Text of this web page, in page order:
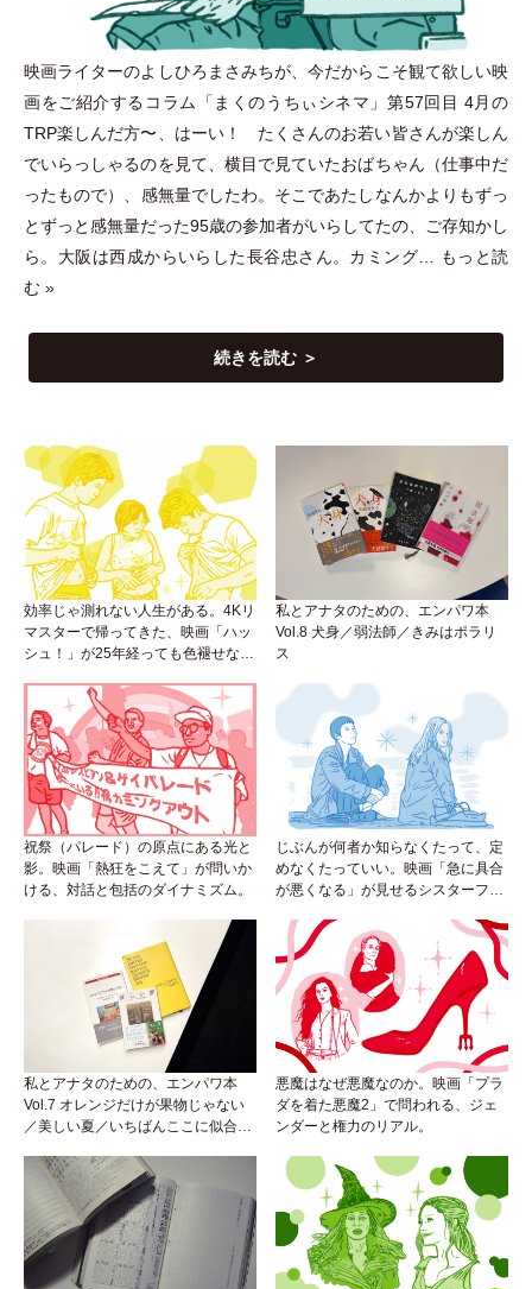
映画ライターのよしひろまさみちが、今だからこそ観て欲しい映
画をご紹介するコラム
「 まくのうちぃシネマ 」第57回目 4月の
TRP楽しんだ方〜、はーい！ たくさんのお若い皆さんが楽しん
でいらっしゃるのを見て、横目で見ていたおばちゃん （仕事中だ
ったもので）
、感無量でしたわ。そこであたしなんかよりもずっ
とずっと感無量だった95歳の参加者がいらしてたの、ご存知かし
ら。大阪は西成からいらした長谷忠さん。カミング…
もっと読
む »
続きを読む ＞
効率じゃ測れない人生がある。4Kリ
マスターで帰ってきた、映画「ハッ
シュ！」が25年経っても色褪せない
私とアナタのための、エンパワ本
Vol.8 犬身／弱法師／きみはポラリ
ス
祝祭（パレード）の原点にある光と
影。映画「熱狂をこえて」が問いか
ける、対話と包括のダイナミズム。
じぶんが何者か知らなくたって、定
めなくたっていい。映画「急に具合
が悪くなる」が見せるシスターフッ
私とアナタのための、エンパワ本
Vol.7 オレンジだけが果物じゃない
／美しい夏／いちばんここに似合う
悪魔はなぜ悪魔なのか。映画「プラ
ダを着た悪魔2」で問われる、ジェ
ンダーと権力のリアル。